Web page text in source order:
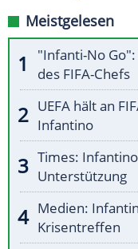
Meistgelesen
"Infanti-No
des FIFA-Chefs
UEFA hält an
Infantino
Times:
Unterstützung
Medien:
Krisentreffen